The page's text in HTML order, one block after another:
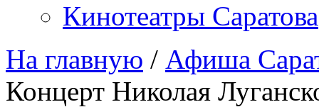
Кинотеатры Саратова
На главную / Афиша
Концерт Николая